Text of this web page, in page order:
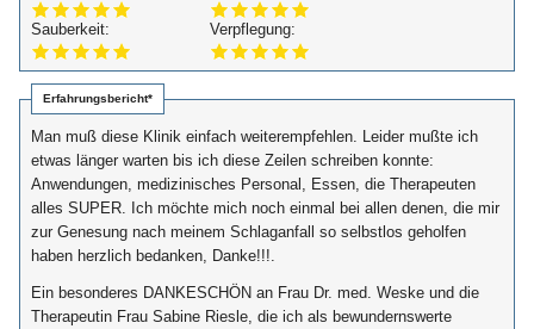
Sauberkeit: Verpflegung:
Erfahrungsbericht*
Man muß diese Klinik einfach weiterempfehlen. Leider mußte ich
etwas länger warten bis ich diese Zeilen schreiben konnte:
Anwendungen, medizinisches Personal, Essen, die Therapeuten
alles SUPER. Ich möchte mich noch einmal bei allen denen, die mir
zur Genesung nach meinem Schlaganfall so selbstlos geholfen
haben herzlich bedanken, Danke!!!.
Ein besonderes DANKESCHÖN an Frau Dr. med. Weske und die
Therapeutin Frau Sabine Riesle, die ich als bewundernswerte